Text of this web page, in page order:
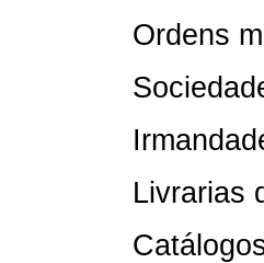
Ordens
Livrarias